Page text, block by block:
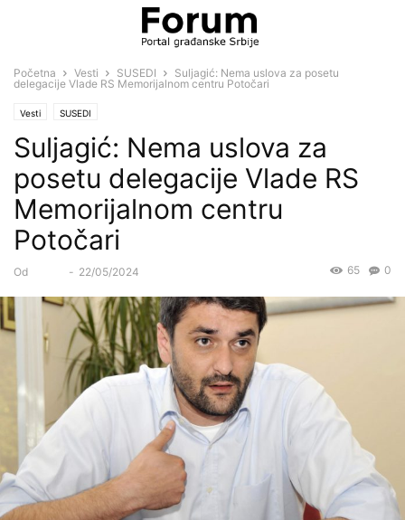
Početna Vesti SUSEDI
Suljagić: Nema uslova za posetu
delegacije Vlade RS Memorijalnom centru Potočari
Vesti SUSEDI
Suljagić: Nema uslova za
posetu delegacije Vlade RS
Memorijalnom centru
Potočari
Od - 22/05/2024 0
65